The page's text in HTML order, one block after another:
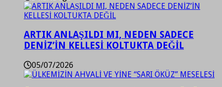
ARTIK ANLAŞILDI MI, NEDEN SADECE
DENİZ’İN KELLESİ KOLTUKTA DEĞİL
05/07/2026